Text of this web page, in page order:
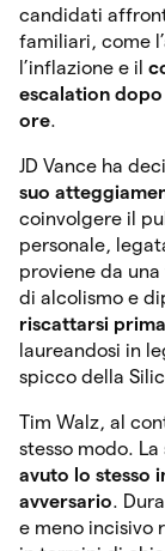
candidati
familiari, come
l’inflazione e il
escalation dopo
ore.
JD Vance ha
suo
coinvolgere il
personale,
proviene da
di alcolismo e
riscattarsi
laureandosi in
spicco della
Tim Walz, al
stesso modo.
avuto lo stesso
avversario.
e meno incisivo